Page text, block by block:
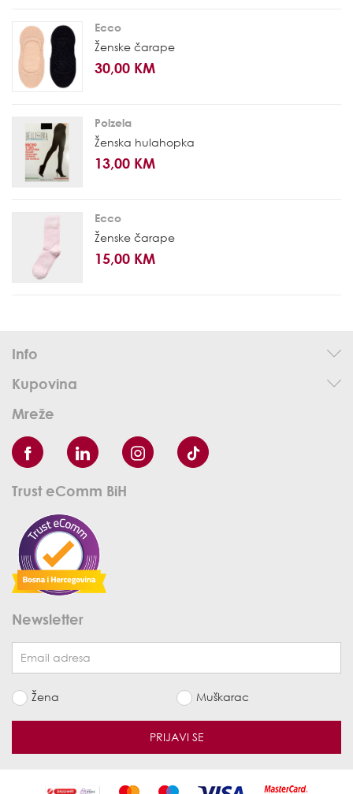
Ecco
Ženske čarape
30,00 KM
Polzela
Ženska hulahopka
13,00 KM
Ecco
Ženske čarape
15,00 KM
Info
Kupovina
Mreže
Trust eComm BiH
Newsletter
Žena Muškarac
PRIJAVI SE